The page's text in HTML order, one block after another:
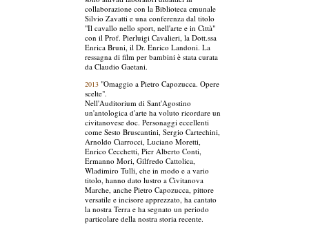
collaborazione con la Biblioteca cmunale
Silvio Zavatti e una conferenza dal titolo
"Il cavallo nello sport, nell'arte e in Città"
con il Prof. Pierluigi Cavalieri, la Dott.ssa
Enrica Bruni, il Dr. Enrico Landoni. La
ressagna di film per bambini è stata curata
da Claudio Gaetani.
2013"Omaggio a Pietro Capozucca. Opere
scelte".
Nell'Auditorium di Sant'Agostino
un'antologica d'arte ha voluto ricordare un
civitanovese doc. Personaggi eccellenti
come Sesto Bruscantini, Sergio Cartechini,
Arnoldo Ciarrocci, Luciano Moretti,
Enrico Cecchetti, Pier Alberto Conti,
Ermanno Mori, Gilfredo Cattolica,
Wladimiro Tulli, che in modo e a vario
titolo, hanno dato lustro a Civitanova
Marche, anche Pietro Capozucca, pittore
versatile e incisore apprezzato, ha cantato
la nostra Terra e ha segnato un periodo
particolare della nostra storia recente.